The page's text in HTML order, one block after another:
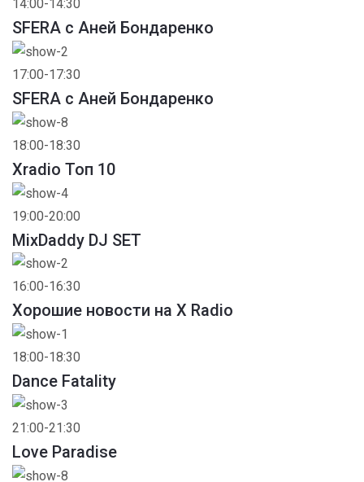
14:00-14:30
SFERA с Аней Бондаренко
17:00-17:30
SFERA с Аней Бондаренко
18:00-18:30
Xradio Топ 10
19:00-20:00
MixDaddy DJ SET
16:00-16:30
Хорошие новости на X Radio
18:00-18:30
Dance Fatality
21:00-21:30
Love Paradise